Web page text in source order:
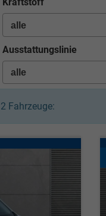
Ausstattungslinie
2 Fahrzeuge: